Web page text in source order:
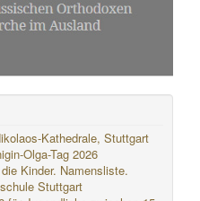
Kathedrale, Stuttgart
Olga-Tag 2026
Kinder. Namensliste.
Stuttgart